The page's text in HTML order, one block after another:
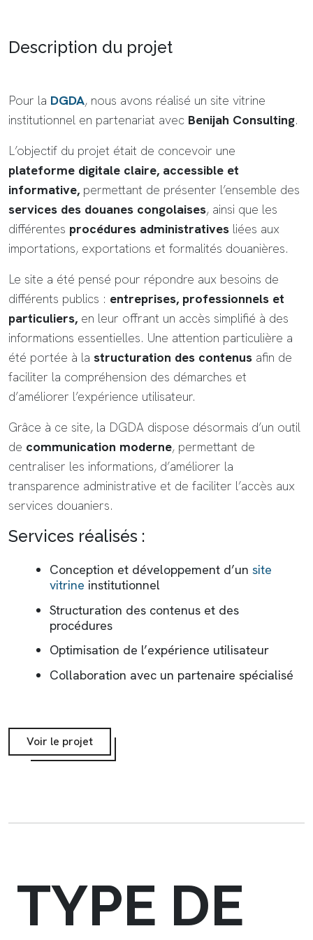
Description du projet
Pour la DGDA, nous avons réalisé un site vitrine
institutionnel en partenariat avec Benijah Consulting.
L’objectif du projet était de concevoir une
plateforme digitale claire, accessible et
informative, permettant de présenter l’ensemble des
services des douanes congolaises, ainsi que les
différentes procédures administratives liées aux
importations, exportations et formalités douanières.
Le site a été pensé pour répondre aux besoins de
différents publics : entreprises, professionnels et
particuliers, en leur offrant un accès simplifié à des
informations essentielles. Une attention particulière a
été portée à la structuration des contenus afin de
faciliter la compréhension des démarches et
d’améliorer l’expérience utilisateur.
Grâce à ce site, la DGDA dispose désormais d’un outil
de communication moderne, permettant de
centraliser les informations, d’améliorer la
transparence administrative et de faciliter l’accès aux
services douaniers.
Services réalisés :
Conception et développement d’un site
vitrine institutionnel
Structuration des contenus et des
procédures
Optimisation de l’expérience utilisateur
Collaboration avec un partenaire spécialisé
Voir le projet
TYPE DE